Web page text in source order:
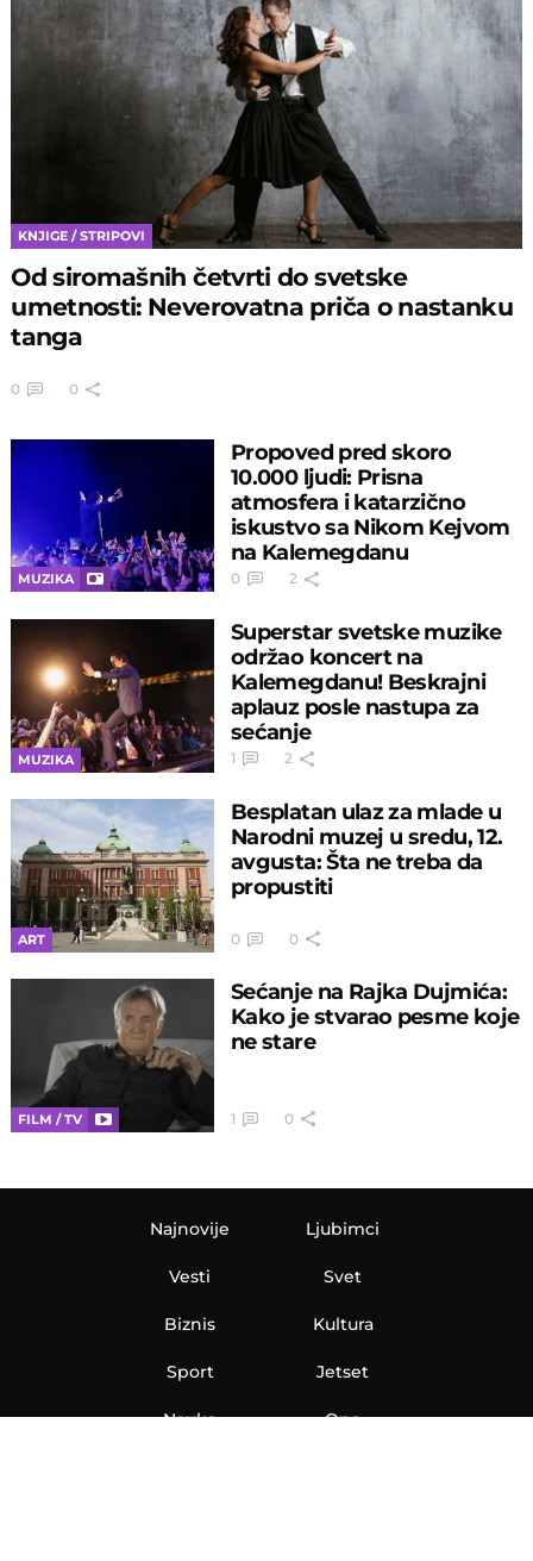
KNJIGE / STRIPOVI
Od siromašnih četvrti do svetske
umetnosti: Neverovatna priča o nastanku
tanga
0 0
MUZIKA
Propoved pred skoro
10.000 ljudi: Prisna
atmosfera i katarzično
iskustvo sa Nikom Kejvom
na Kalemegdanu
0 2
MUZIKA
Superstar svetske muzike
održao koncert na
Kalemegdanu! Beskrajni
aplauz posle nastupa za
sećanje
1 2
ART
Besplatan ulaz za mlade u
Narodni muzej u sredu, 12.
avgusta: Šta ne treba da
propustiti
0 0
FILM / TV
Sećanje na Rajka Dujmića:
Kako je stvarao pesme koje
ne stare
1 0
Najnovije
Vesti
Biznis
Sport
Nauka
Ljubimci
Svet
Kultura
Jetset
Ona